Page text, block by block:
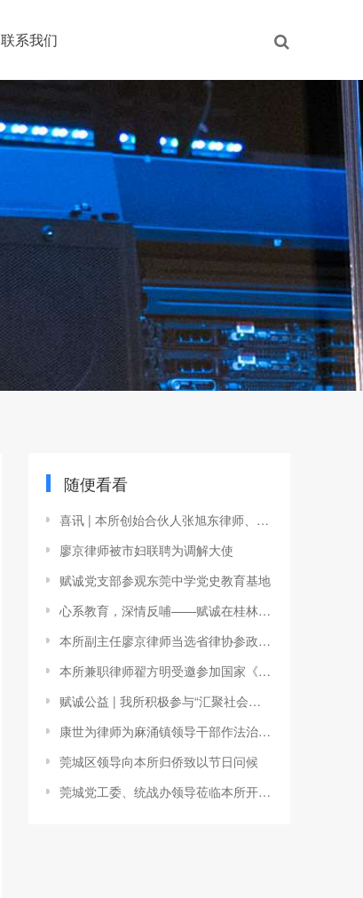
联系我们
随便看看
喜讯 | 本所创始合伙人张旭东律师、高级合伙人廖京律师入选东莞市首届立法咨询专家库
廖京律师被市妇联聘为调解大使
赋诚党支部参观东莞中学党史教育基地
心系教育，深情反哺——赋诚在桂林电子科技大学捐款设立奖教基金
本所副主任廖京律师当选省律协参政议政促进工作委员会委员
本所兼职律师翟方明受邀参加国家《医疗保障法（草案）》专家研讨会
赋诚公益 | 我所积极参与“汇聚社会力量，合力全民禁毒”普法宣传活动
康世为律师为麻涌镇领导干部作法治专题培训
莞城区领导向本所归侨致以节日问候
莞城党工委、统战办领导莅临本所开展调研